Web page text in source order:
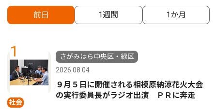
前日 1週間 1か月
1
社会
さがみはら中央区・緑区
2026.08.04
９月５日に開催される相模原納涼花火大会
の実行委員長がラジオ出演 ＰＲに奔走